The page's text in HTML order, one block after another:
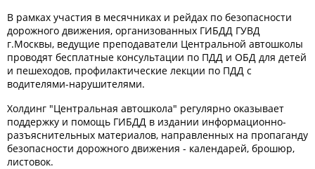
В рамках участия в месячниках и рейдах по безопасности
дорожного движения, организованных ГИБДД ГУВД
г.Москвы, ведущие преподаватели Центральной автошколы
проводят бесплатные консультации по ПДД и ОБД для детей
и пешеходов, профилактические лекции по ПДД с
водителями-нарушителями.
Холдинг "Центральная автошкола" регулярно оказывает
поддержку и помощь ГИБДД в издании информационно-
разъяснительных материалов, направленных на пропаганду
безопасности дорожного движения - календарей, брошюр,
листовок.